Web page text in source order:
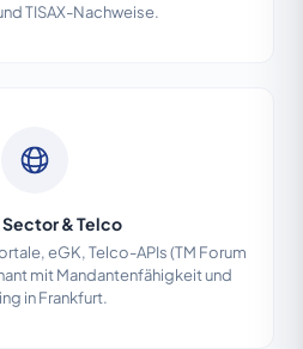
TISAX-Nachweise.
& Telco
eGK, Telco-APIs (TM Forum
mit Mandantenfähigkeit und
in Frankfurt.